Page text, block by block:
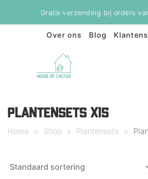
Gratis verzending bij orders
Over ons Blog
PLANTENSETS X15
Home > Shop > Plantensets >